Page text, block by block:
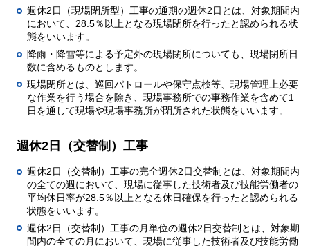
週休2日（現場閉所型）工事の通期の週休2日とは、対象期間内
において、28.5％以上となる現場閉所を行ったと認められる状
態をいいます。
降雨・降雪等による予定外の現場閉所についても、現場閉所日
数に含めるものとします。
現場閉所とは、巡回パトロールや保守点検等、現場管理上必要
な作業を行う場合を除き、現場事務所での事務作業を含めて1
日を通して現場や現場事務所が閉所された状態をいいます。
週休2日（交替制）工事
週休2日（交替制）工事の完全週休2日交替制とは、対象期間内
の全ての週において、現場に従事した技術者及び技能労働者の
平均休日率が28.5％以上となる休日確保を行ったと認められる
状態をいいます。
週休2日（交替制）工事の月単位の週休2日交替制とは、対象期
間内の全ての月において、現場に従事した技術者及び技能労働